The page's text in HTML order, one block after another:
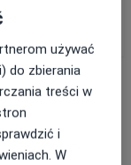
używać
do zbierania
treści w
i
W